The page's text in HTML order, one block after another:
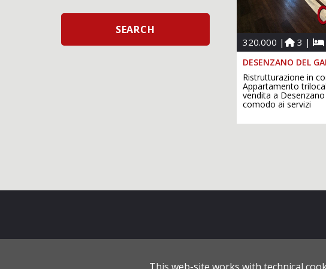
320.000 | 3 |
DESENZANO DEL
Ristrutturazione in
Appartamento
vendita a
comodo ai servizi